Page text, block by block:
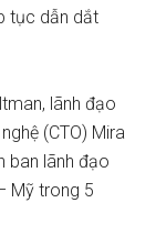
tục dẫn dắt
lãnh đạo
(CTO) Mira
ban lãnh đạo
Mỹ trong 5